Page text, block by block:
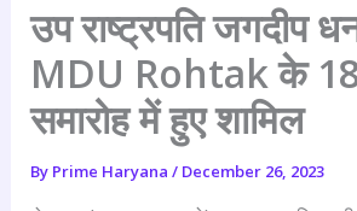
उप राष्ट्रपति जगदीप
MDU Rohtak के 18
समारोह में हुए शामिल
By Prime Haryana / December 26, 2023